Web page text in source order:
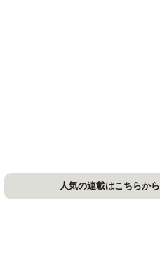
人気の連載はこちらから